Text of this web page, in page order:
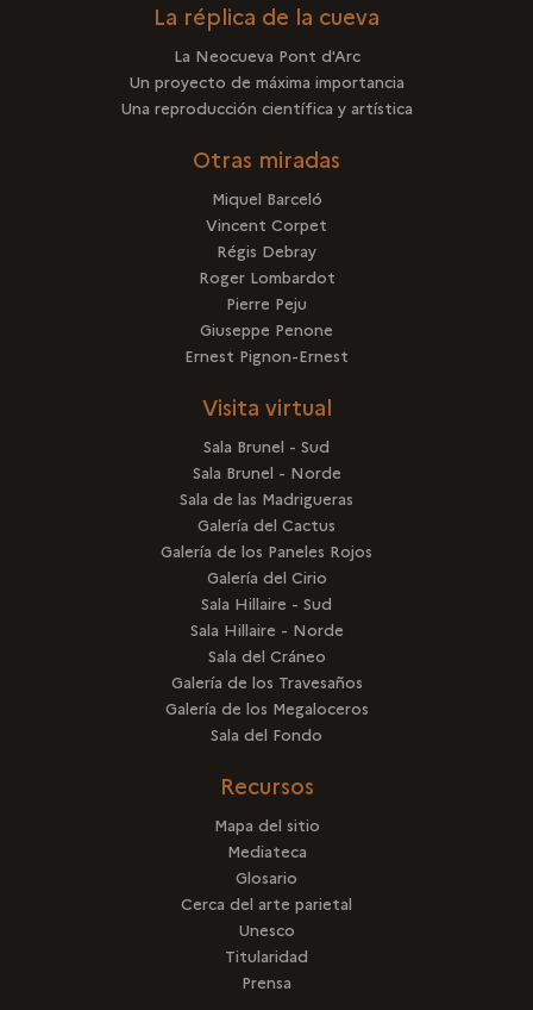
La réplica de la cueva
La Neocueva Pont d'Arc
Un proyecto de máxima importancia
Una reproducción científica y artística
Otras miradas
Miquel Barceló
Vincent Corpet
Régis Debray
Roger Lombardot
Pierre Peju
Giuseppe Penone
Ernest Pignon-Ernest
Visita virtual
Sala Brunel - Sud
Sala Brunel - Norde
Sala de las Madrigueras
Galería del Cactus
Galería de los Paneles Rojos
Galería del Cirio
Sala Hillaire - Sud
Sala Hillaire - Norde
Sala del Cráneo
Galería de los Travesaños
Galería de los Megaloceros
Sala del Fondo
Recursos
Mapa del sitio
Mediateca
Glosario
Cerca del arte parietal
Unesco
Titularidad
Prensa